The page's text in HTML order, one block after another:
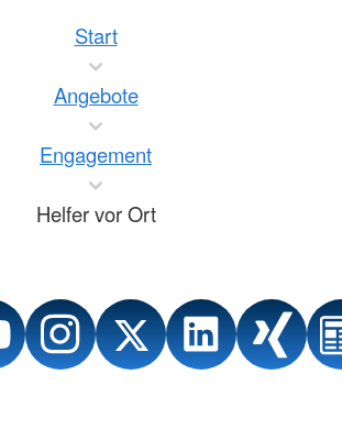
Start
Angebote
Engagement
Helfer vor Ort